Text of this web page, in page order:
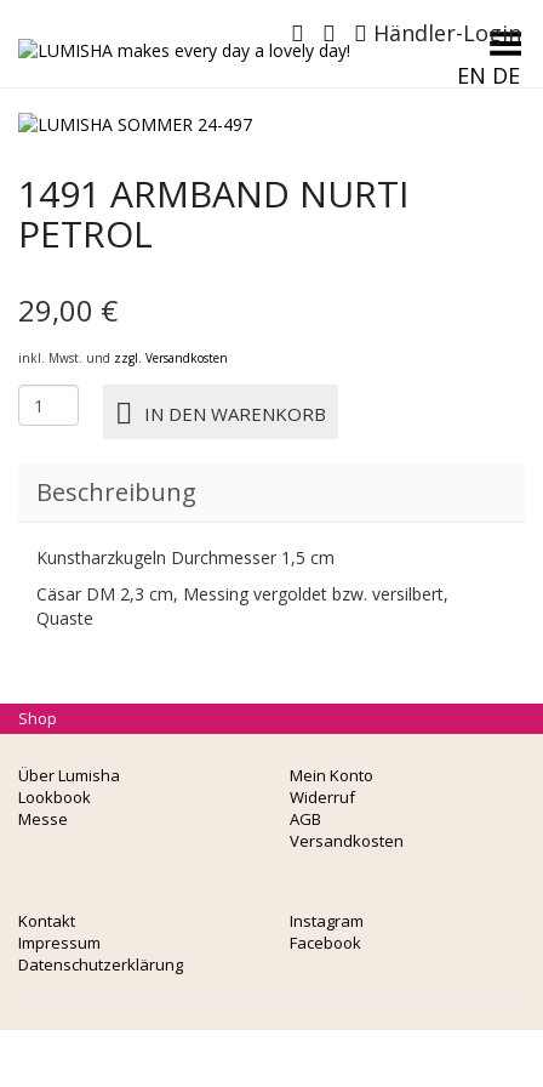
Händler-Login
EN DE
Menü umschalten
1491 ARMBAND NURTI
PETROL
29,00 €
inkl. Mwst. und zzgl. Versandkosten
1491
ARMBAND
Menge
IN DEN WARENKORB
Beschreibung
Kunstharzkugeln Durchmesser 1,5 cm
Cäsar DM 2,3 cm, Messing vergoldet bzw. versilbert,
Quaste
Über Lumisha
Lookbook
Messe
Mein Konto
Widerruf
AGB
Versandkosten
Kontakt
Impressum
Datenschutzerklärung
Instagram
Facebook
Shop